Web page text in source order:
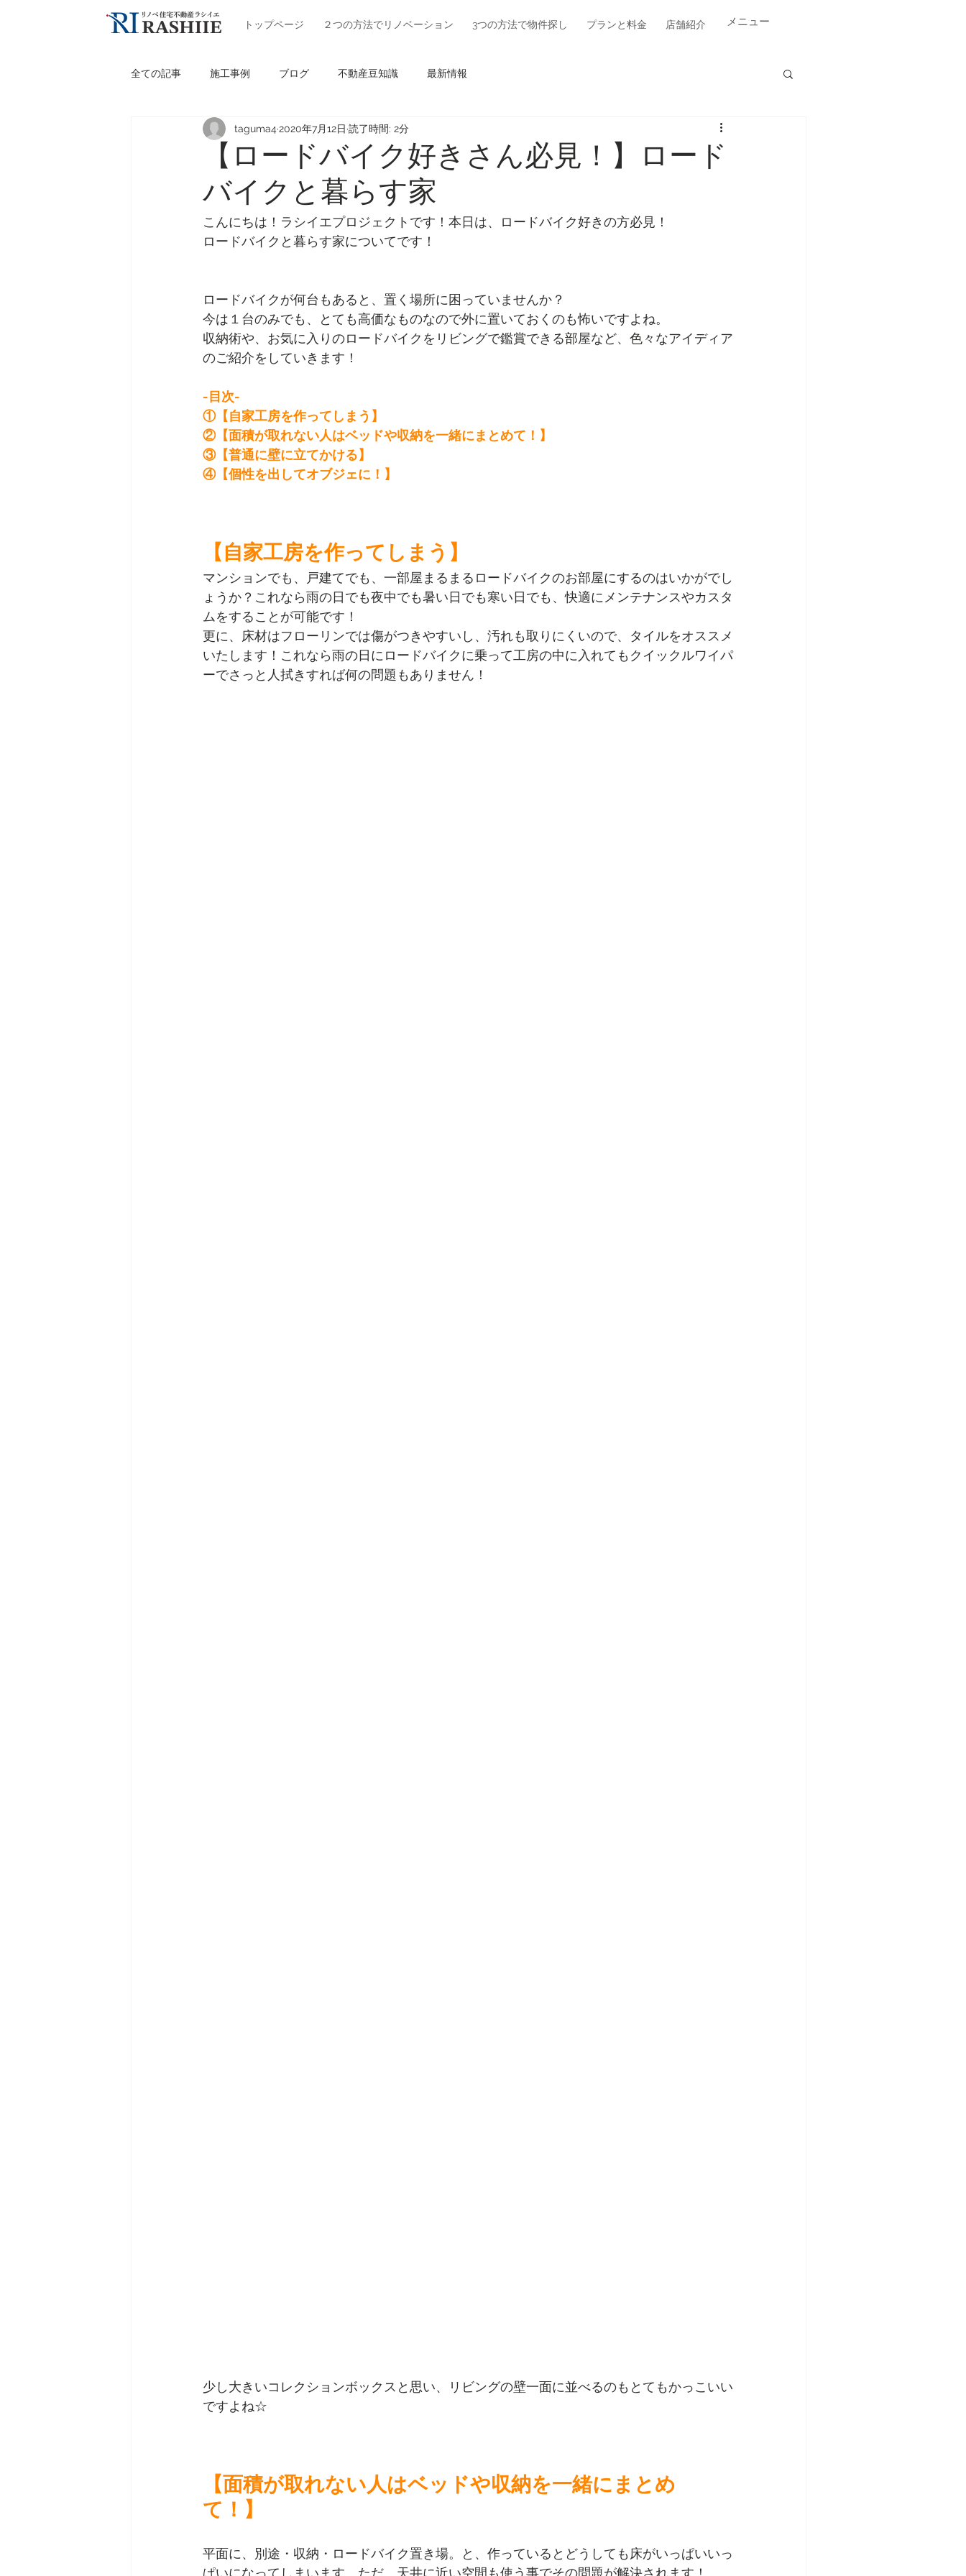
トップページ ２つの方法でリノベーション 3つの方法で物件探し プランと料金 店舗紹介 ​メニュー
全ての記事 施工事例 ブログ 不動産豆知識 最新情報
【ロードバイク好きさん必見！】ロード
バイクと暮らす家
taguma4 2020年7月12日 読了時間: 2分
こんにちは！ラシイエプロジェクトです！本日は、ロードバイク好きの方必見！
ロードバイクと暮らす家についてです！
ロードバイクが何台もあると、置く場所に困っていませんか？
今は１台のみでも、とても高価なものなので外に置いておくのも怖いですよね。
収納術や、お気に入りのロードバイクをリビングで鑑賞できる部屋など、色々なアイディア
のご紹介をしていきます！
-目次-
①【自家工房を作ってしまう】
② 【面積が取れない人はベッドや収納を一緒にまとめて！】
③【普通に壁に立てかける】
④ 【個性を出してオブジェに！】
【自家工房を作ってしまう】
マンションでも、戸建てでも、一部屋まるまるロードバイクのお部屋にするのはいかがでし
ょうか？これなら雨の日でも夜中でも暑い日でも寒い日でも、快適にメンテナンスやカスタ
ムをすることが可能です！
更に、床材はフローリンでは傷がつきやすいし、汚れも取りにくいので、タイルをオススメ
いたします！これなら雨の日にロードバイクに乗って工房の中に入れてもクイックルワイパ
ーでさっと人拭きすれば何の問題もありません！
少し大きいコレクションボックスと思い、リビングの壁一面に並べるのもとてもかっこいい
ですよね☆
【面積が取れない人はベッドや収納を一緒にまとめ
て！】
平面に、別途・収納・ロードバイク置き場。と、作っているとどうしても床がいっぱいいっ